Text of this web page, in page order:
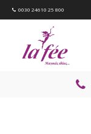
0030 24610 25 800